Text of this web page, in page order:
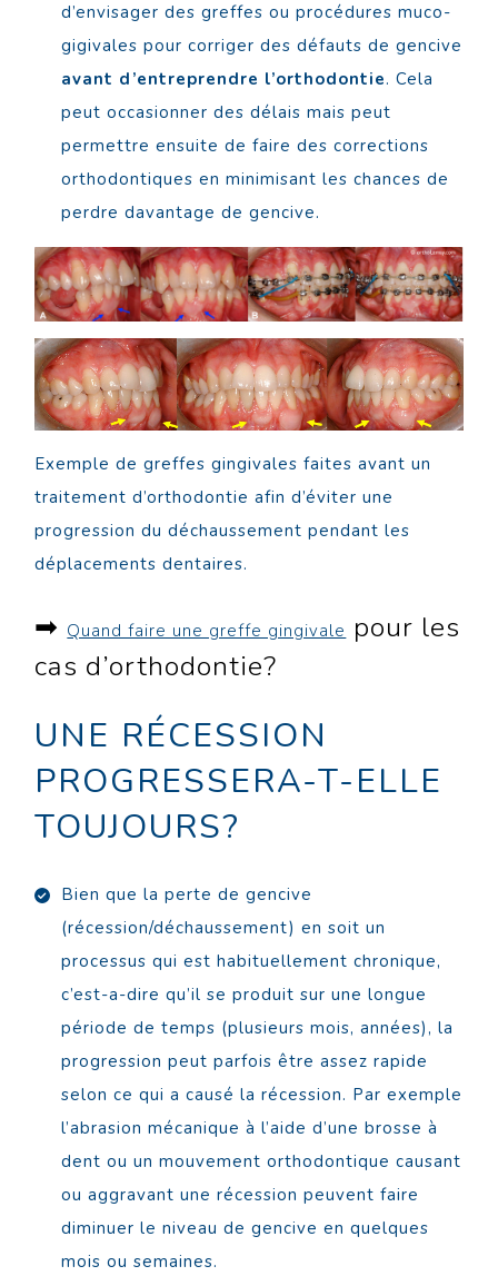
d’envisager des greffes ou procédures muco-
gigivales pour corriger des défauts de gencive
avant d’entreprendre l’orthodontie. Cela
peut occasionner des délais mais peut
permettre ensuite de faire des corrections
orthodontiques en minimisant les chances de
perdre davantage de gencive.
Exemple de greffes gingivales faites avant un
traitement d’orthodontie afin d’éviter une
progression du déchaussement pendant les
déplacements dentaires.
➡Quand faire une greffe gingivalepour les
cas d’orthodontie?
UNE RÉCESSION
PROGRESSERA-T-ELLE
TOUJOURS?
Bien que la perte de gencive
(récession/déchaussement) en soit un
processus qui est habituellement chronique,
c’est-a-dire qu’il se produit sur une longue
période de temps (plusieurs mois, années), la
progression peut parfois être assez rapide
selon ce qui a causé la récession. Par exemple
l’abrasion mécanique à l’aide d’une brosse à
dent ou un mouvement orthodontique causant
ou aggravant une récession peuvent faire
diminuer le niveau de gencive en quelques
mois ou semaines.